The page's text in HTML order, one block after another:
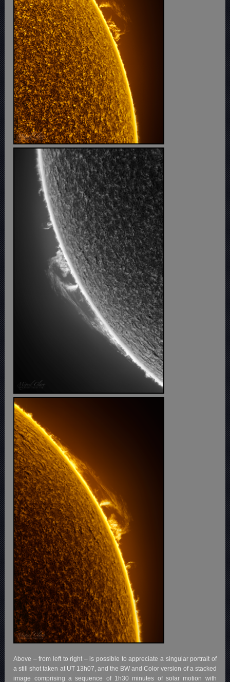
Above – from left to right – is possible to appreciate a singular portrait of
a still shot taken at UT 13h07, and the BW and Color version of a stacked
image comprising a sequence of 1h30 minutes of solar motion with